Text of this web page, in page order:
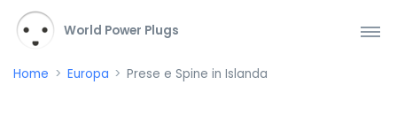
World Power Plugs
Home Europa Prese e Spine in Islanda